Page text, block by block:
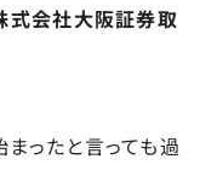
式会社大阪証券取
ったと言っても過